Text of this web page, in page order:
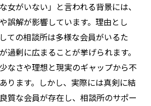
女がいない」と言われる背景には、
誤解が影響しています。理由とし
ての相談所は多様な会員がいるた
過剰に広まることが挙げられます。
なさや理想と現実のギャップから不
ります。しかし、実際には真剣に結
質な会員が存在し、相談所のサポー